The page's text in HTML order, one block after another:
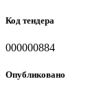
Код тендера
000000884
Опубликовано